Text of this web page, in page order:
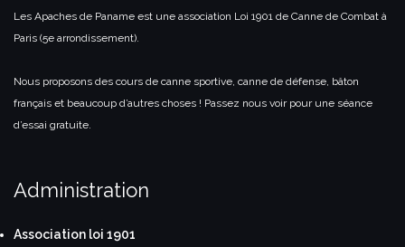
Les Apaches de Paname est une association Loi 1901 de Canne de Combat à
Paris (5e arrondissement).
Nous proposons des cours de canne sportive, canne de défense, bâton
français et beaucoup d’autres choses ! Passez nous voir pour une séance
d’essai gratuite.
Administration
Association loi 1901